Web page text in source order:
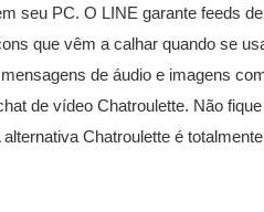
seu PC. O LINE garante feeds
que vêm a calhar quando se
de áudio e imagens
de vídeo Chatroulette. Não
Chatroulette é